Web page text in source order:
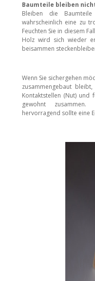
Baumteile bleiben
Bleiben die
wahrscheinlich eine zu
Feuchten Sie in diesem
Holz wird sich wieder
beisammen
Wenn Sie sichergehen
zusammengebaut
Kontaktstellen (Nut) und
gewohnt
hervorragend sollte eine